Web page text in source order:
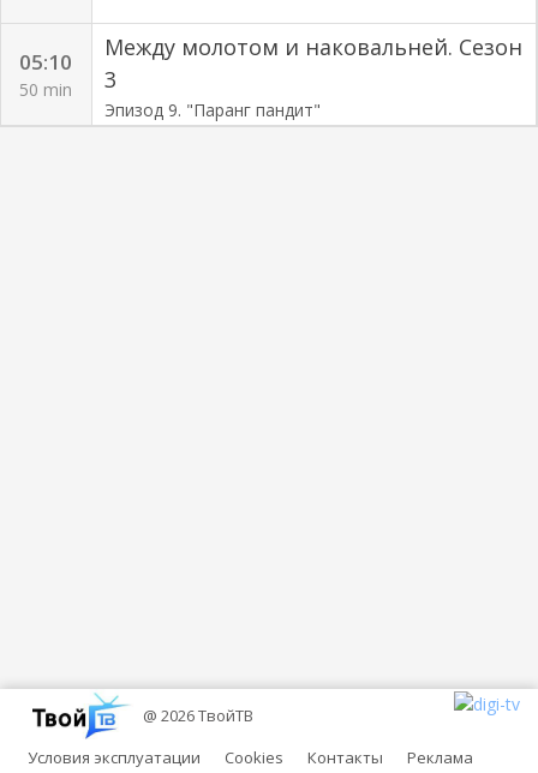
05:10
50 min
Между молотом и наковальней. Сезон
3
Эпизод 9. "Паранг пандит"
@ 2026 ТвойТВ
Условия эксплуатации
Cookies Контакты Реклама